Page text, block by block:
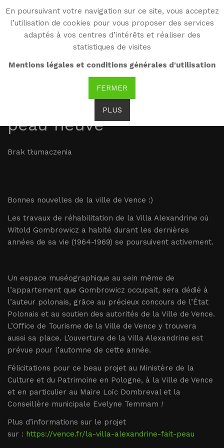
En poursuivant votre navigation sur ce site, vous acceptez
l’utilisation de cookies pour vous proposer des services
adaptés à vos centres d’intérêts et réaliser des
statistiques de visites
Mentions légales et conditions générales d'utilisation
FERMER
PLUS
WG
Witold Gombrowicz
01.02.2017 : La Villa
Alexandrine où habitait
Witold Gombrowicz fait
peau neuve
Brak tłumaczenia
Bonnes nouvelles de la ville de Vence :)
Les travaux de réhabilitation de la Villa Alexandrine où
Witold Gombrowicz a habité durant les dernières
années de sa vie (1964-1969) se poursuivent activement.
Un espace muséographique au sein même de
l’appartement que Gombrowicz occupait, sera dédié à
l’auteur polonais, grâce au précieux concours de l’État
Polonais et au soutien des autorités de la Ville de Vence.
L’Office de Tourisme de la Ville de Vence y trouvera
aussi sa place. L’ouverture de la Villa Alexandrine est
prévue pour l’automne de cette année.
Félicitations pour ce beau projet au Ministère de la
Culture et du Patrimoine en Pologne, à la Ville de Vence
et en particulier au Maire Loïc Dombreval et la
Conseillère municipale Evelyne Temmam !
Plus d’informations sur le projet
sur : https://vence.fr/la-villa-alexandrine-fait-peau